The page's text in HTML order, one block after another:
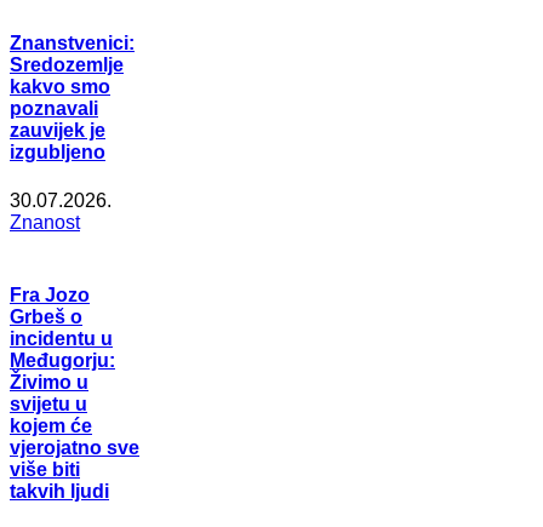
Znanstvenici:
Sredozemlje
kakvo smo
poznavali
zauvijek je
izgubljeno
30.07.2026.
Znanost
Fra Jozo
Grbeš o
incidentu u
Međugorju:
Živimo u
svijetu u
kojem će
vjerojatno sve
više biti
takvih ljudi